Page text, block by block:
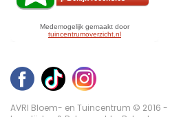
AVRI Bloem- en Tuincentrum © 2016 -